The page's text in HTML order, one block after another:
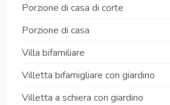
Porzione di casa di corte
Porzione di casa
Villa bifamiliare
Villetta bifamigliare con giardino
Villetta a schiera con giardino